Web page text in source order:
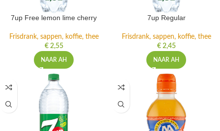
7up Free lemon lime cherry
Frisdrank, sappen, koffie, thee
€2,55
NAAR AH
7up Regular
Frisdrank, sappen, koffie, thee
€2,45
NAAR AH